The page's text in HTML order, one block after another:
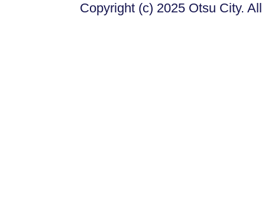
Copyright (c) 2025 Otsu City.